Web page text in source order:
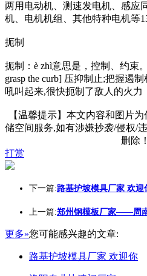
两用电动机、测速发电机、感应
机、电机机组、其他特种电机等
扼制
扼制：è zhì意思是，控制、约束。
grasp the curb] 压抑制止;把握遏
吼叫起来,很快扼制了敌人的火力
【温馨提示】本文内容和图片
储空间服务,如有涉嫌抄袭/侵权/
删除！
打赏
下一篇:路基护坡模具厂家 欢迎
上一篇:郑州钢模板厂家——周
更多»您可能感兴趣的文章:
路基护坡模具厂家 欢迎你